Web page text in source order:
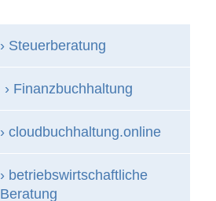
Steuerberatung
Finanzbuchhaltung
cloudbuchhaltung.online
betriebswirtschaftliche
Beratung